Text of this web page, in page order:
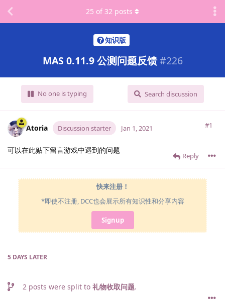
知识版
MAS 0.11.9 公测问题反馈 #226
No one is typing Search discussion
25 of 32 posts
Atoria Discussion starter #1
Jan 1, 2021
可以在此贴下留言游戏中遇到的问题
Reply
快来注册！
*即使不注册, DCC也会展示所有知识性和分享内容
Signup
5 DAYS LATER
2 posts were split to 礼物收取问题.